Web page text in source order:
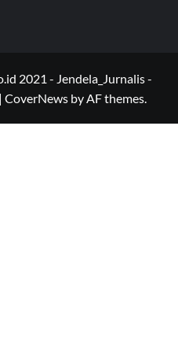
2021 - Jendela_Jurnalis -
| CoverNews by AF themes.